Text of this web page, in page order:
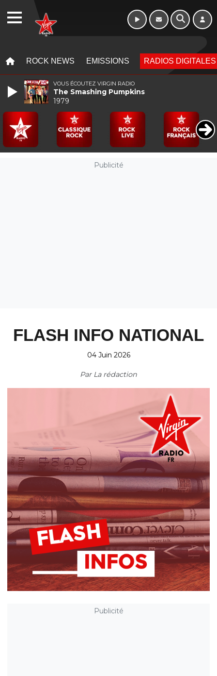
ROCK NEWS EMISSIONS RADIOS DIGITALES
Publicité
FLASH INFO NATIONAL
04 Juin 2026
Par La rédaction
Publicité
VOUS ÉCOUTEZ VIRGIN RADIO
The Smashing Pumpkins
1979
WEBRADIO 10h - 13h